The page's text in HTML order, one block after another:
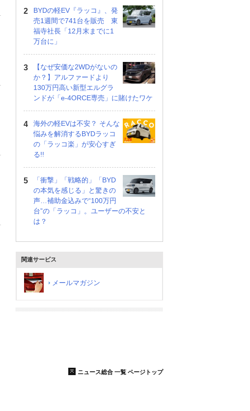
BYDの軽EV『ラッコ』、発
売1週間で741台を販売 東
福寺社長「12月末までに1
万台に」
【なぜ安価な2WDがないの
か？】アルファードより
130万円高い新型エルグラ
ンドが「e-4ORCE専売」に賭けたワケ
海外の軽EVは不安？ そんな
悩みを解消するBYDラッコ
の「ラッコ楽」が安心すぎ
る!!
「衝撃」「戦略的」「BYD
の本気を感じる」と驚きの
声…補助金込みで“100万円
台”の「ラッコ」。ユーザーの不安と
は？
関連サービス
メールマガジン
ニュース総合 一覧 ページトップ